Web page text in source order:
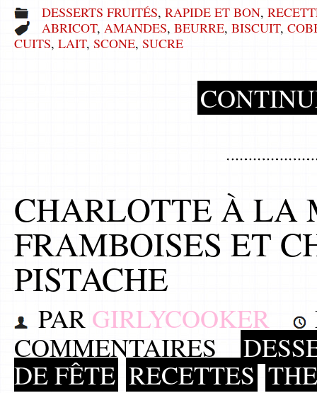
DESSERTS FRUITÉS, RAPIDE ET BON,
ABRICOT, AMANDES, BEURRE, BISCUIT,
CUITS, LAIT, SCONE, SUCRE
CHARLOTTE À LA
FRAMBOISES ET
PISTACHE
PAR GIRLYCOOKER
COMMENTAIRES
DE FÊTE RECETTES